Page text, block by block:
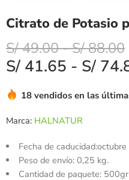
Citrato de Potasio
S/49.00-S/88.00
S/ 41.65 - S/
18 vendidos en las
Marca: HALNATUR
Fecha de
Peso de envío: 0,25 kg.
Cantidad de paquete: